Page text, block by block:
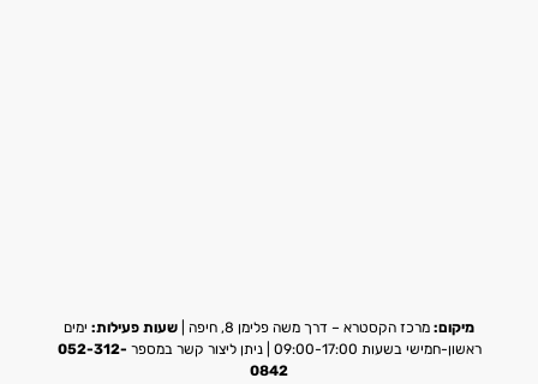
מיקום: מרכז הקסטרא – דרך משה פלימן 8, חיפה | שעות פעילות: ימים
ראשון-חמישי בשעות 09:00-17:00 | ניתן ליצור קשר במספר
052-312-
0842